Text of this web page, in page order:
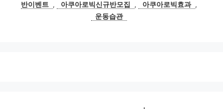
반이벤트 , 아쿠아로빅신규반모집 , 아쿠아로빅효과 ,
운동습관